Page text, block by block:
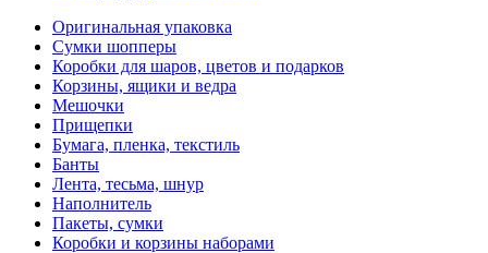
Оригинальная упаковка
Сумки шопперы
Коробки для шаров, цветов и подарков
Корзины, ящики и ведра
Мешочки
Прищепки
Бумага, пленка, текстиль
Банты
Лента, тесьма, шнур
Наполнитель
Пакеты, сумки
Коробки и корзины наборами